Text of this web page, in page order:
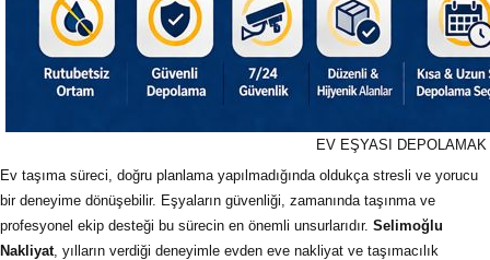
EV EŞYASI
Ev taşıma süreci, doğru planlama yapılmadığında oldukça stresli ve yorucu
bir deneyime dönüşebilir. Eşyaların güvenliği, zamanında taşınma ve
profesyonel ekip desteği bu sürecin en önemli unsurlarıdır. Selimoğlu
Nakliyat , yılların verdiği deneyimle evden eve nakliyat ve taşımacılık